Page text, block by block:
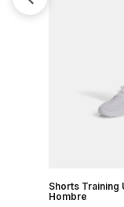
Shorts Training
Hombre